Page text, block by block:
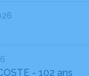
- 102 ans